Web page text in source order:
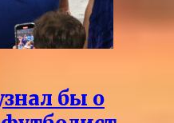
бы о